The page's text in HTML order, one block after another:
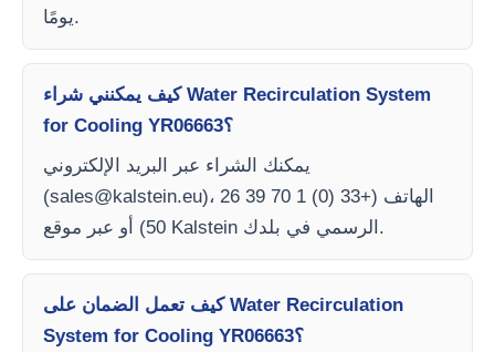
يومًا.
كيف يمكنني شراء Water Recirculation System
for Cooling YR06663؟
يمكنك الشراء عبر البريد الإلكتروني
(sales@kalstein.eu)، الهاتف (+33 (0) 1 70 39 26
50) أو عبر موقع Kalstein الرسمي في بلدك.
كيف تعمل الضمان على Water Recirculation
System for Cooling YR06663؟